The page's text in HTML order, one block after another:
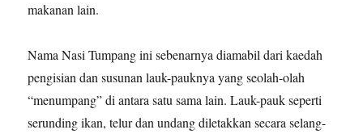
makanan lain.
Nama Nasi Tumpang ini sebenarnya diamabil dari kaedah
pengisian dan susunan lauk-pauknya yang seolah-olah
“menumpang” di antara satu sama lain. Lauk-pauk seperti
serunding ikan, telur dan undang diletakkan secara selang-